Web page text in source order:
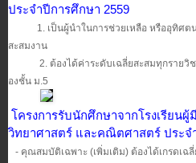
ประจำปีการศึกษา 2559
1. เป็นผู้นำในการช่วยเหลือ หรืออุทิศตน
สะสมงาน
2. ต้องได้ค่าระดับเฉลี่ยสะสมทุกรายวิช
องชั้น ม.5
โครงการรับนักศึกษาจากโรงเรียน
วิทยาศาสตร์ และคณิตศาสตร์ ประจ
- คุณสมบัติเฉพาะ (เพิ่มเติม) ต้องได้เกรดเฉ